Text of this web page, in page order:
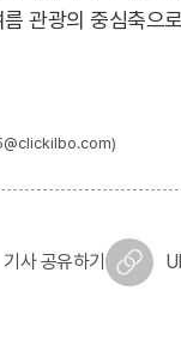
관광의 중심축으
기사 공유하기